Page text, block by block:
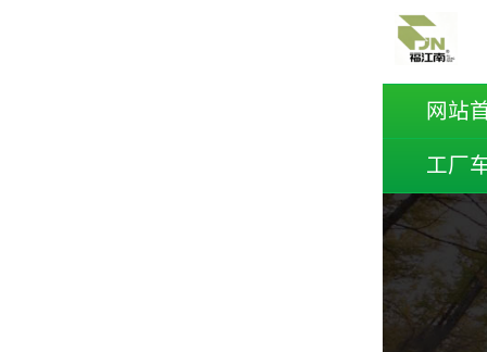
网站
工厂